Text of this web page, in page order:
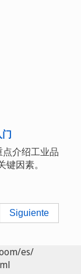
点介绍工业品
键因素。
Siguiente
es/